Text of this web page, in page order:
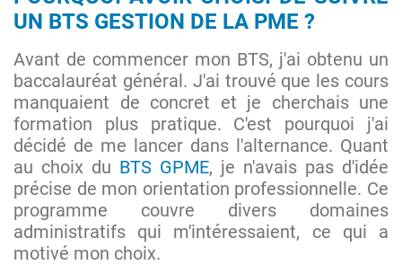
UN BTS GESTION DE LA PME ?
Avant de commencer mon BTS, j'ai obtenu un
baccalauréat général. J'ai trouvé que les cours
manquaient de concret et je cherchais une
formation plus pratique. C'est pourquoi j'ai
décidé de me lancer dans l'alternance. Quant
au choix du BTS GPME, je n'avais pas d'idée
précise de mon orientation professionnelle. Ce
programme couvre divers domaines
administratifs qui m'intéressaient, ce qui a
motivé mon choix.